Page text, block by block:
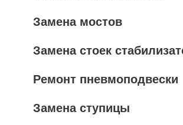
Замена мостов
Замена стоек
Ремонт пневмоподвески
Замена ступицы